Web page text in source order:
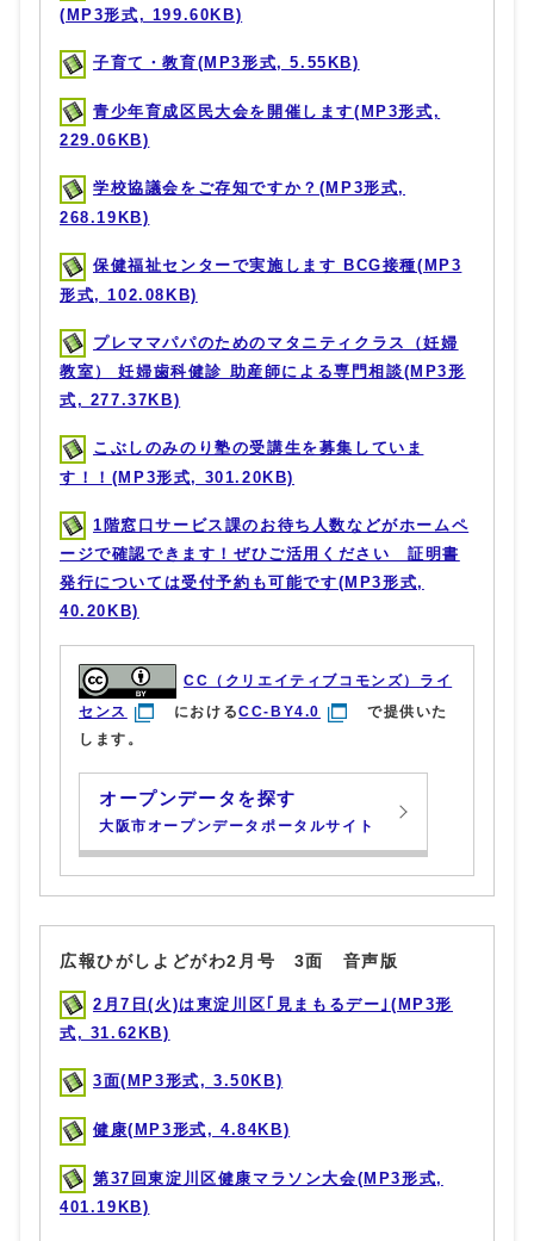
(MP3形式, 199.60KB)
子育て・教育(MP3形式, 5.55KB)
青少年育成区民大会を開催します(MP3形式,
229.06KB)
学校協議会をご存知ですか？(MP3形式,
268.19KB)
保健福祉センターで実施します BCG接種(MP3
形式, 102.08KB)
プレママパパのためのマタニティクラス（妊婦
教室） 妊婦歯科健診 助産師による専門相談(MP3形
式, 277.37KB)
こぶしのみのり塾の受講生を募集していま
す！！(MP3形式, 301.20KB)
1階窓口サービス課のお待ち人数などがホームペ
ージで確認できます！ぜひご活用ください 証明書
発行については受付予約も可能です(MP3形式,
40.20KB)
CC（クリエイティブコモンズ）ライ
センス
におけるCC-BY4.0
で提供いた
します。
オープンデータを探す
大阪市オープンデータポータルサイト
広報ひがしよどがわ2月号 3面 音声版
2月7日(火)は東淀川区｢見まもるデー｣(MP3形
式, 31.62KB)
3面(MP3形式, 3.50KB)
健康(MP3形式, 4.84KB)
第37回東淀川区健康マラソン大会(MP3形式,
401.19KB)